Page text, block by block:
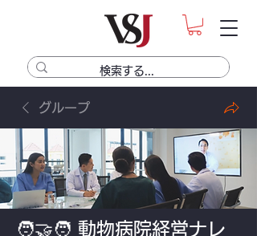
グループ
🧑‍🤝‍🧑 動物病院経営ナレ